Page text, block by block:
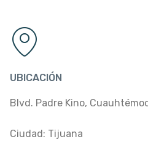
UBICACIÓN
Blvd. Padre Kino,
Ciudad: Tijuana